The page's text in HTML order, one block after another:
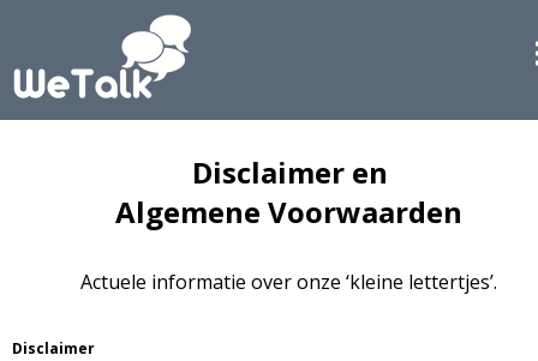
Actuele informatie over onze ‘kleine lettertjes’.
Disclaimer en
Algemene Voorwaarden
Disclaimer